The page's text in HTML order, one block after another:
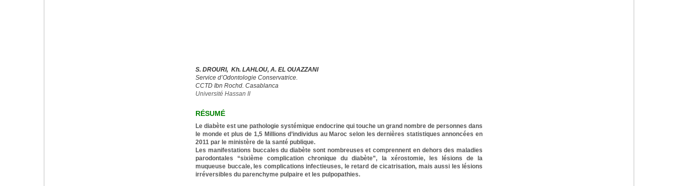
S. DROURI, Kh. LAHLOU, A. EL OUAZZANI
Service d’Odontologie Conservatrice.
CCTD Ibn Rochd. Casablanca
Université Hassan II
RÉSUMÉ
Le diabète est une pathologie systémique endocrine qui touche un grand nombre de personnes dans
le monde et plus de 1,5 Millions d’individus au Maroc selon les dernières statistiques annoncées en
2011 par le ministère de la santé publique.
Les manifestations buccales du diabète sont nombreuses et comprennent en dehors des maladies
parodontales “sixième complication chronique du diabète”, la xérostomie, les lésions de la
muqueuse buccale, les complications infectieuses, le retard de cicatrisation, mais aussi les lésions
irréversibles du parenchyme pulpaire et les pulpopathies.